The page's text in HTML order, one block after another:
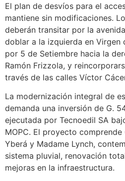
El plan de desvíos para el
mantiene sin modificaciones.
deberán transitar por la
doblar a la izquierda en Virgen
por 5 de Setiembre hacia la
Ramón Frizzola, y
través de las calles Víctor
La modernización integral de
demanda una inversión de G.
ejecutada por Tecnoedil SA
MOPC. El proyecto
Yberá y Madame Lynch,
sistema pluvial, renovación
mejoras en la infraestructura.